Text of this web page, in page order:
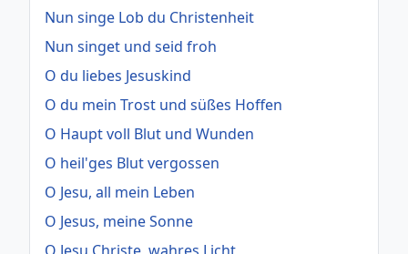
Nun singe Lob du Christenheit
Nun singet und seid froh
O du liebes Jesuskind
O du mein Trost und süßes Hoffen
O Haupt voll Blut und Wunden
O heil'ges Blut vergossen
O Jesu, all mein Leben
O Jesus, meine Sonne